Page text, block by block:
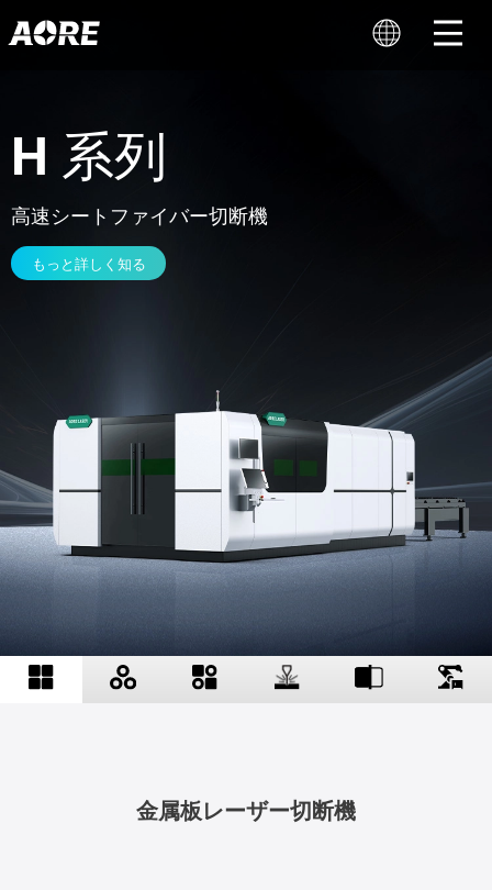
H 系列
高速シートファイバー切断機
もっと詳しく知る
金属板レーザー切断機